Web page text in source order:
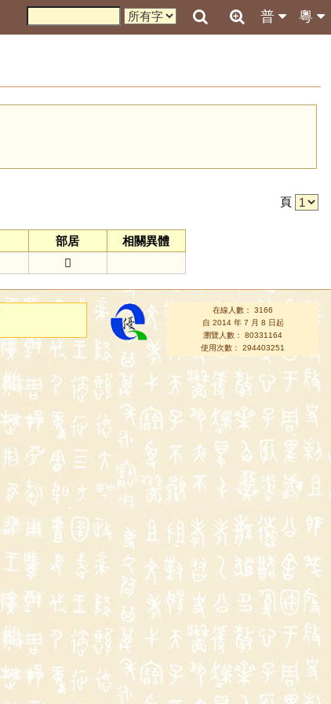
粵
普
頁
部居
相關異體
𦫳
在線人數： 3166
自 2014 年 7 月 8 日起
瀏覽人數： 80331164
使用次數： 294403251